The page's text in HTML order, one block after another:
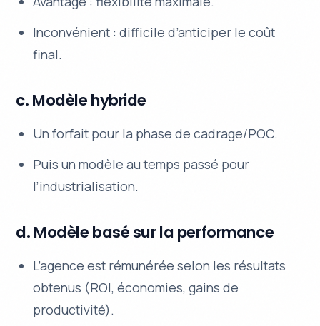
Inconvénient : difficile d’anticiper le coût
final.
c. Modèle hybride
Un forfait pour la phase de cadrage/POC.
Puis un modèle au temps passé pour
l’industrialisation.
d. Modèle basé sur la performance
L’agence est rémunérée selon les résultats
obtenus (ROI, économies, gains de
productivité).